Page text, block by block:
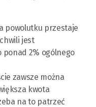
powolutku przestaje
jest
ponad 2% ogólnego
zawsze można
kwota
na to patrzeć